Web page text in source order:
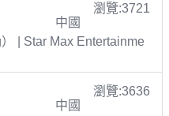
瀏覽:3721
中國
| Star Max Entertainme
瀏覽:3636
中國